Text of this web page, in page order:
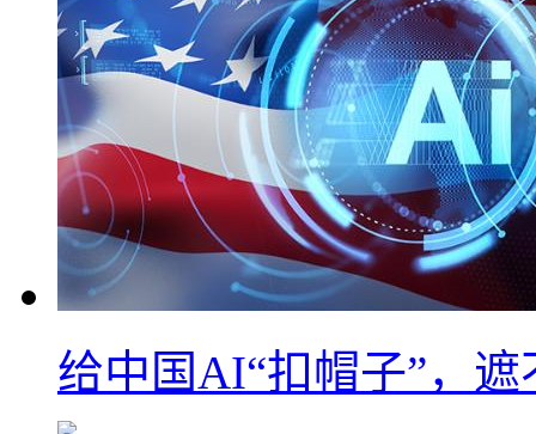
给中国AI“扣帽子”，